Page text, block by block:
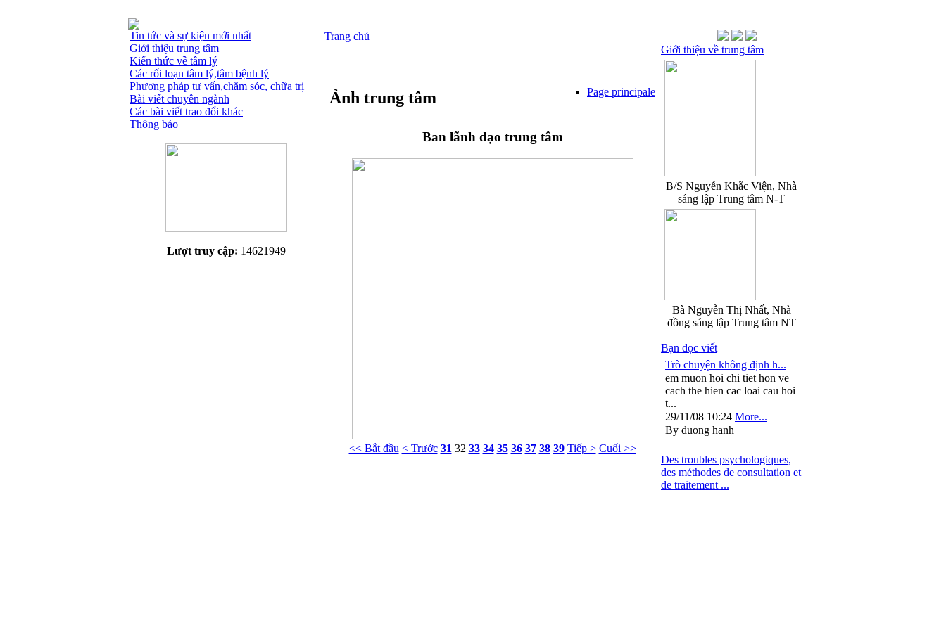
Tin tức và sự kiện mới nhất
Giới thiệu trung tâm
Kiến thức về tâm lý
Các rối loạn tâm lý,tâm bệnh lý
Phương pháp tư vấn,chăm sóc, chữa trị
Bài viết chuyên ngành
Các bài viết trao đổi khác
Thông báo
Lượt truy cập: 14621949
Trang chủ
Page principale
Ảnh trung tâm
Ban lãnh đạo trung tâm
<< Bắt đầu < Trước 31 32 33 34 35 36 37 38 39 Tiếp > Cuối >>
Giới thiệu về trung tâm
B/S Nguyễn Khắc Viện, Nhà
sáng lập Trung tâm N-T
Bà Nguyễn Thị Nhất, Nhà
đồng sáng lập Trung tâm NT
Bạn đọc viết
Trò chuyện không định h...
em muon hoi chi tiet hon ve
cach the hien cac loai cau hoi
t...
29/11/08 10:24 More...
By duong hanh
Des troubles psychologiques,
des méthodes de consultation et
de traitement ...